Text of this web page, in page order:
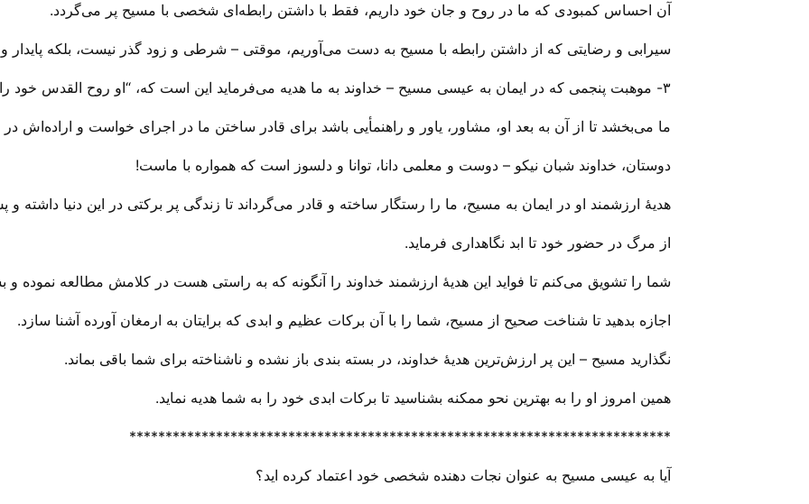
آن احساس کمبودی که ما در روح و جان خود داریم، فقط با داشتن رابطه‌ای شخصی با مسیح پر می‌‌گردد.
سیرابی و رضایتی که از داشتن رابطه با مسیح به دست می‌‌آوریم، موقتی – شرطی و زود گذر نیست، بلکه پایدار و
۳- موهبت پنجمی که در ایمان به عیسی مسیح – خداوند به ما هدیه می‌‌فرماید این است که، “او روح القدس خود را به
ما می‌‌بخشد تا از آن به بعد او، مشاور، یاور و راهنمأیی باشد برای قادر ساختن ما در اجرای خواست و اراده‌اش
دوستان، خداوند شبان نیکو – دوست و معلمی دانا، توانا و دلسوز است که همواره با ماست!
هدیهٔ ارزشمند او در ایمان به مسیح، ما را رستگار ساخته و قادر می‌‌گرداند تا زندگی پر برکتی در این دنیا داشته و
از مرگ در حضور خود تا ابد نگاهداری فرماید.
شما را تشویق می‌‌کنم تا فواید این هدیهٔ ارزشمند خداوند را آنگونه که به راستی هست در کلامش مطالعه نموده و
اجازه بدهید تا شناخت صحیح از مسیح، شما را با آن برکات عظیم و ابدی که برایتان به ارمغان آورده آشنا سازد.
نگذارید مسیح – این پر ارزش‌ترین هدیهٔ خداوند، در بسته بندی باز نشده و ناشناخته برای شما باقی بماند.
همین امروز او را به بهترین نحو ممکنه بشناسید تا برکات ابدی خود را به شما هدیه نماید.
***************************************************************************
آیا به عیسی مسیح به عنوان نجات دهنده شخصی خود اعتماد کرده اید؟